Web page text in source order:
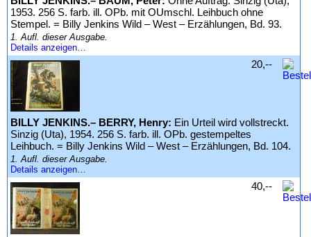
1953. 256 S. farb. ill. OPb. mit OUmschl. Leihbuch ohne
Stempel. = Billy Jenkins Wild – West – Erzählungen, Bd. 93.
1. Aufl. dieser Ausgabe.
Details anzeigen…
BILLY JENKINS.– BERRY, Henry: Ein Urteil wird vollstreckt.
Sinzig (Uta), 1954. 256 S. farb. ill. OPb. gestempeltes
Leihbuch. = Billy Jenkins Wild – West – Erzählungen, Bd. 104.
1. Aufl. dieser Ausgabe.
Details anzeigen…
20,--
40,--